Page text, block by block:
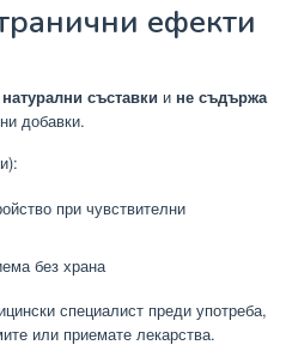
ефекти
съставки и не съдържа
добавки.
при чувствителни
без храна
специалист преди употреба,
или приемате лекарства.